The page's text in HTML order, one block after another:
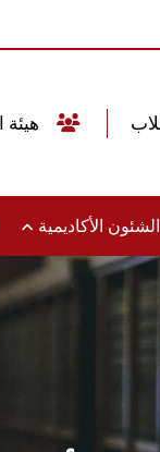
الشئون الأكاديمية